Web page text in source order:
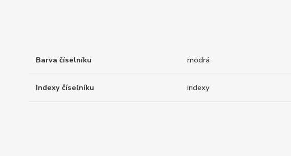
Barva číselníku modrá
Indexy číselníku indexy